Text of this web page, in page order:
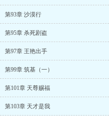
第93章 沙漠行
第95章 杀死剧盗
第97章 王艳出手
第99章 筑基（一）
第101章 天尊赐福
第103章 天才是我